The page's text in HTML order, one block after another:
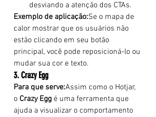
desviando a atenção dos CTAs.
Exemplo de aplicação:Se o mapa de
calor mostrar que os usuários não
estão clicando em seu botão
principal, você pode reposicioná-lo ou
mudar sua cor e texto.
3. Crazy Egg
Para que serve:Assim como o Hotjar,
o Crazy Egg é uma ferramenta que
ajuda a visualizar o comportamento